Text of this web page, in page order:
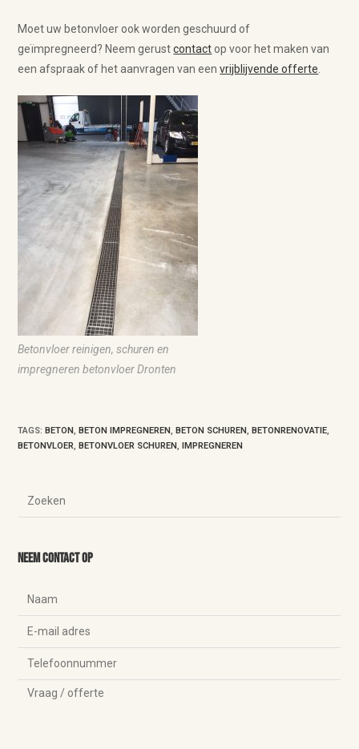
Moet uw betonvloer ook worden geschuurd of
geïmpregneerd? Neem gerustcontactop voor het maken van
een afspraak of het aanvragen van eenvrijblijvende offerte
Betonvloer reinigen, schuren en
impregneren betonvloer Dronten
TAGS:BETON, BETON IMPREGNEREN, BETON SCHUREN, BETONRENOVATIE,
BETONVLOER, BETONVLOER SCHUREN, IMPREGNEREN
Neem contact op